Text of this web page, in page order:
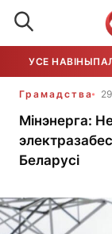
УСЕ НАВІНЫ
Грамадства
Мінэнерга:
Беларусі